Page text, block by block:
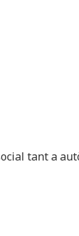
tant a